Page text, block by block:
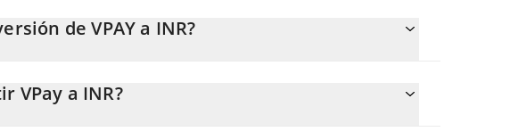
a 0.03908823 INR.
de VPAY a INR?
de VPay en el campo correspondiente, y el valor se convertirá
VPay a INR?